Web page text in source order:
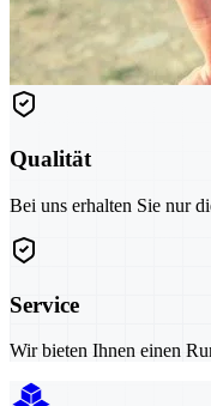
Qualität
Bei uns erhalten Sie nur
Service
Wir bieten Ihnen einen